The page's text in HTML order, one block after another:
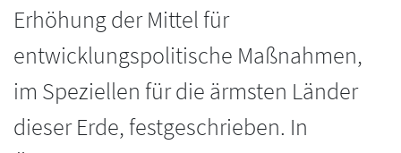
Erhöhung der Mittel für
entwicklungspolitische Maßnahmen,
im Speziellen für die ärmsten Länder
dieser Erde, festgeschrieben. In